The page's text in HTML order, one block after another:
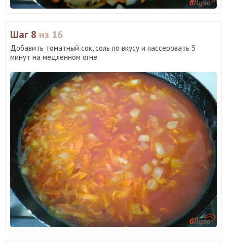
Шаг 8 из 16
Добавить томатный сок, соль по вкусу и пассеровать 5
минут на медленном огне.